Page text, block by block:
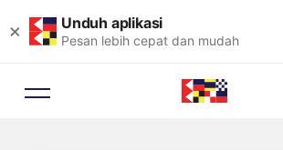
× Unduh aplikasi
Pesan lebih cepat dan mudah